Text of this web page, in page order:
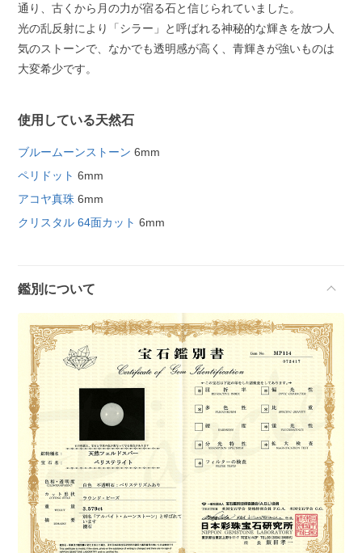
通り、古くから月の力が宿る石と信じられていました。
光の乱反射により「シラー」と呼ばれる神秘的な輝きを放つ人
気のストーンで、なかでも透明感が高く、青輝きが強いものは
大変希少です。
使用している天然石
ブルームーンストーン 6mm
ペリドット 6mm
アコヤ真珠 6mm
クリスタル 64面カット 6mm
鑑別について